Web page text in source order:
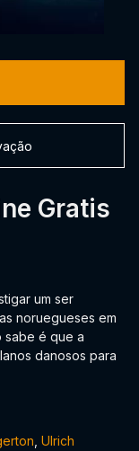
Gratis
um ser
noruegueses em
sabe é que a
danosos para
Ulrich